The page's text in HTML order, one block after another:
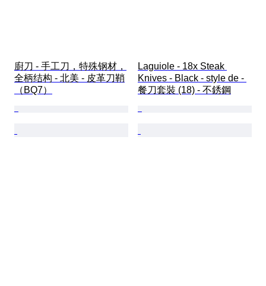
廚刀 - 手工刀，特殊钢材，
全柄结构 - 北美 - 皮革刀鞘
（BQ7）
Laguiole - 18x Steak
Knives - Black - style de -
餐刀套裝 (18) - 不銹鋼